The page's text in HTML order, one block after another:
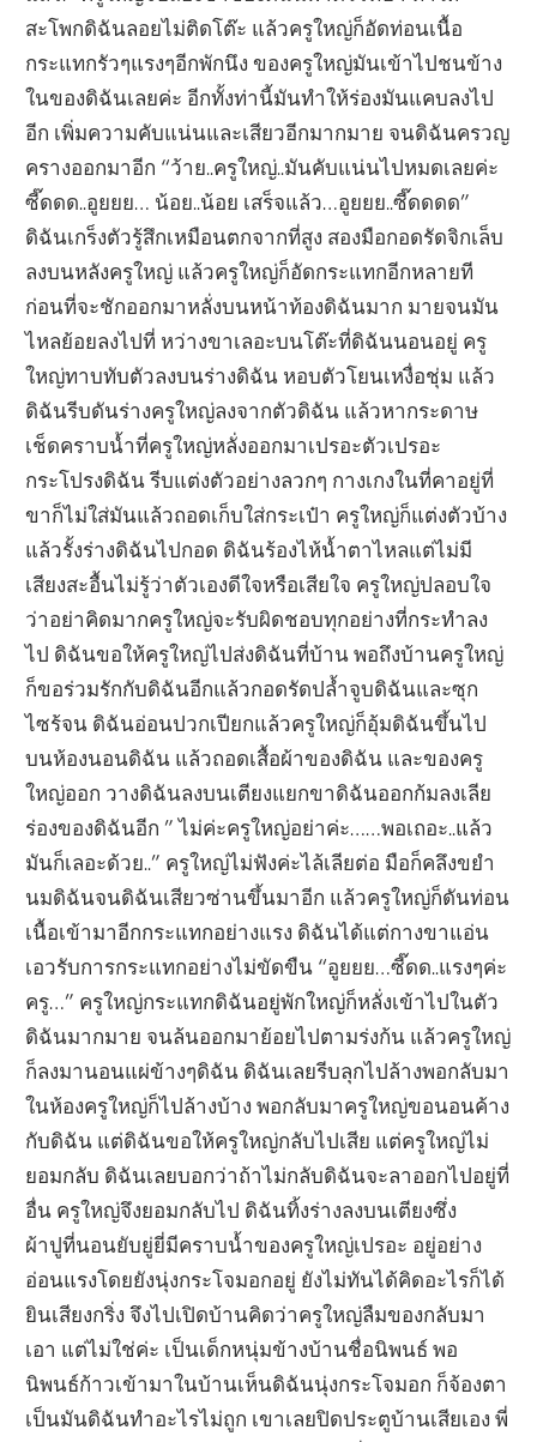
สะโพกดิฉันลอยไม่ติดโต๊ะ แล้วครูใหญ่ก็อัดท่อนเนื้อ
กระแทกรัวๆแรงๆอีกพักนึง ของครูใหญ่มันเข้าไปชนข้าง
ในของดิฉันเลยค่ะ อีกทั้งท่านี้มันทำให้ร่องมันแคบลงไป
อีก เพิ่มความคับแน่นและเสียวอีกมากมาย จนดิฉันครวญ
ครางออกมาอีก “ว้าย..ครูใหญ่..มันคับแน่นไปหมดเลยค่ะ
ซี๊ดดด..อูยยย… น้อย..น้อย เสร็จแล้ว…อูยยย..ซี๊ดดดด”
ดิฉันเกร็งตัวรู้สึกเหมือนตกจากที่สูง สองมือกอดรัดจิกเล็บ
ลงบนหลังครูใหญ่ แล้วครูใหญ่ก็อัดกระแทกอีกหลายที
ก่อนที่จะชักออกมาหลั่งบนหน้าท้องดิฉันมาก มายจนมัน
ไหลย้อยลงไปที่ หว่างขาเลอะบนโต๊ะที่ดิฉันนอนอยู่ ครู
ใหญ่ทาบทับตัวลงบนร่างดิฉัน หอบตัวโยนเหงื่อชุ่ม แล้ว
ดิฉันรีบดันร่างครูใหญ่ลงจากตัวดิฉัน แล้วหากระดาษ
เช็ดคราบน้ำที่ครูใหญ่หลั่งออกมาเปรอะตัวเปรอะ
กระโปรงดิฉัน รีบแต่งตัวอย่างลวกๆ กางเกงในที่คาอยู่ที่
ขาก็ไม่ใส่มันแล้วถอดเก็บใส่กระเป๋า ครูใหญ่ก็แต่งตัวบ้าง
แล้วรั้งร่างดิฉันไปกอด ดิฉันร้องไห้น้ำตาไหลแต่ไม่มี
เสียงสะอื้นไม่รู้ว่าตัวเองดีใจหรือเสียใจ ครูใหญ่ปลอบใจ
ว่าอย่าคิดมากครูใหญ่จะรับผิดชอบทุกอย่างที่กระทำลง
ไป ดิฉันขอให้ครูใหญ่ไปส่งดิฉันที่บ้าน พอถึงบ้านครูใหญ่
ก็ขอร่วมรักกับดิฉันอีกแล้วกอดรัดปล้ำจูบดิฉันและซุก
ไซร้จน ดิฉันอ่อนปวกเปียกแล้วครูใหญ่ก็อุ้มดิฉันขึ้นไป
บนห้องนอนดิฉัน แล้วถอดเสื้อผ้าของดิฉัน และของครู
ใหญ่ออก วางดิฉันลงบนเตียงแยกขาดิฉันออกก้มลงเลีย
ร่องของดิฉันอีก ” ไม่ค่ะครูใหญ่อย่าค่ะ……พอเถอะ..แล้ว
มันก็เลอะด้วย..” ครูใหญ่ไม่ฟังค่ะไล้เลียต่อ มือก็คลึงขยำ
นมดิฉันจนดิฉันเสียวซ่านขึ้นมาอีก แล้วครูใหญ่ก็ดันท่อน
เนื้อเข้ามาอีกกระแทกอย่างแรง ดิฉันได้แต่กางขาแอ่น
เอวรับการกระแทกอย่างไม่ขัดขืน “อูยยย…ซี๊ดด..แรงๆค่ะ
ครู…” ครูใหญ่กระแทกดิฉันอยู่พักใหญ่ก็หลั่งเข้าไปในตัว
ดิฉันมากมาย จนล้นออกมาย้อยไปตามร่งก้น แล้วครูใหญ่
ก็ลงมานอนแผ่ข้างๆดิฉัน ดิฉันเลยรีบลุกไปล้างพอกลับมา
ในห้องครูใหญ่ก็ไปล้างบ้าง พอกลับมาครูใหญ่ขอนอนค้าง
กับดิฉัน แต่ดิฉันขอให้ครูใหญ่กลับไปเสีย แต่ครูใหญ่ไม่
ยอมกลับ ดิฉันเลยบอกว่าถ้าไม่กลับดิฉันจะลาออกไปอยู่ที่
อื่น ครูใหญ่จึงยอมกลับไป ดิฉันทิ้งร่างลงบนเตียงซึ่ง
ผ้าปูที่นอนยับยู่ยี่มีคราบน้ำของครูใหญ่เปรอะ อยู่อย่าง
อ่อนแรงโดยยังนุ่งกระโจมอกอยู่ ยังไม่ทันได้คิดอะไรก็ได้
ยินเสียงกริ่ง จึงไปเปิดบ้านคิดว่าครูใหญ่ลืมของกลับมา
เอา แต่ไม่ใช่ค่ะ เป็นเด็กหนุ่มข้างบ้านชื่อนิพนธ์ พอ
นิพนธ์ก้าวเข้ามาในบ้านเห็นดิฉันนุ่งกระโจมอก ก็จ้องตา
เป็นมันดิฉันทำอะไรไม่ถูก เขาเลยปิดประตูบ้านเสียเอง พี่